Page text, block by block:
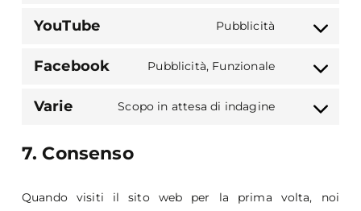
YouTube Pubblicità
Consent
Facebook Pubblicità, Funzionale
Consent
Varie Scopo in attesa di indagine
Consent
7. Consenso
Quando visiti il sito web per la prima volta, noi